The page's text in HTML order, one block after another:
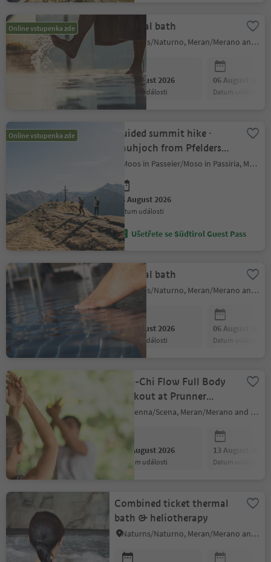
Online vstupenka zde Thermal bath
Naturns/Naturno, Meran/Merano and environs
06 August 2026
datum události
06 August 2026
datum události
Online vstupenka zde
Guided summit hike ·
Rauhjoch from Pfelders
(2,926 m)
Moos in Passeier/Moso in Passiria, Meran/Merano and environs
06 August 2026
datum události
Ušetřete se Südtirol Guest Pass
Thermal bath
Naturns/Naturno, Meran/Merano and environs
06 August 2026
datum události
06 August 2026
datum události
Thai-Chi Flow Full Body
Workout at Prunner
Luxury Suites
Schenna/Scena, Meran/Merano and environs
06 August 2026
datum události
13 August 2026
datum události
Combined ticket thermal
bath & heliotherapy
Naturns/Naturno, Meran/Merano and environs